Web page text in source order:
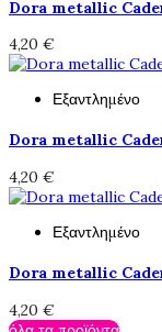
Dora metallic
4,20 €
Εξαντλημένο
Dora metallic
4,20 €
Εξαντλημένο
Dora metallic
4,20 €